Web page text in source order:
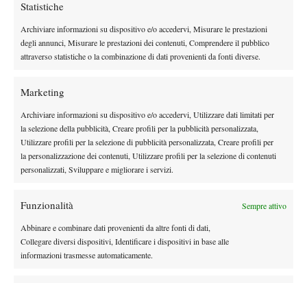
Statistiche
Archiviare informazioni su dispositivo e/o accedervi, Misurare le prestazioni
degli annunci, Misurare le prestazioni dei contenuti, Comprendere il pubblico
attraverso statistiche o la combinazione di dati provenienti da fonti diverse.
Marketing
Archiviare informazioni su dispositivo e/o accedervi, Utilizzare dati limitati per
la selezione della pubblicità, Creare profili per la pubblicità personalizzata,
Utilizzare profili per la selezione di pubblicità personalizzata, Creare profili per
la personalizzazione dei contenuti, Utilizzare profili per la selezione di contenuti
personalizzati, Sviluppare e migliorare i servizi.
Funzionalità Sempre attivo
Abbinare e combinare dati provenienti da altre fonti di dati,
Collegare diversi dispositivi, Identificare i dispositivi in base alle
informazioni trasmesse automaticamente.
Instagram
Testata giornalisticaSpazio Tennis